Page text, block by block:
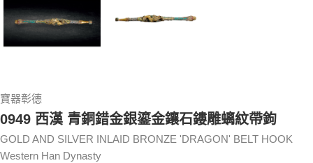
寶器彰德
0949 西漢 青銅錯金銀鎏金鑲石鏤雕螭紋帶鉤
GOLD AND SILVER INLAID BRONZE 'DRAGON' BELT HOOK
Western Han Dynasty